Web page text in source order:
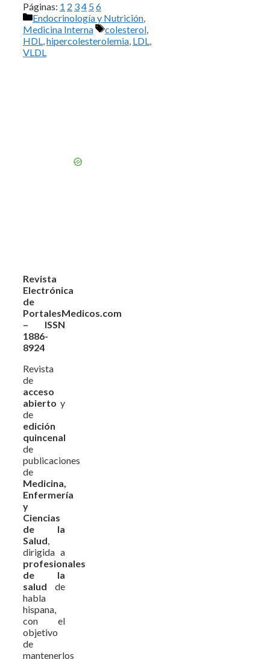
Páginas: 1 2 34 56
Categorías
Endocrinología y Nutrición,
Medicina Interna
Etiquetas
colesterol,
HDL,hipercolesterolemia, LDL,
VLDL
Revista
Electrónica
de
PortalesMedicos.com
– ISSN
1886-
8924
Revista
de
acceso
abierto y
de
edición
quincenal
de
publicaciones
de
Medicina,
Enfermería
y
Ciencias
de la
Salud,
dirigida a
profesionales
de la
salud de
habla
hispana,
con el
objetivo
de
mantenerlos